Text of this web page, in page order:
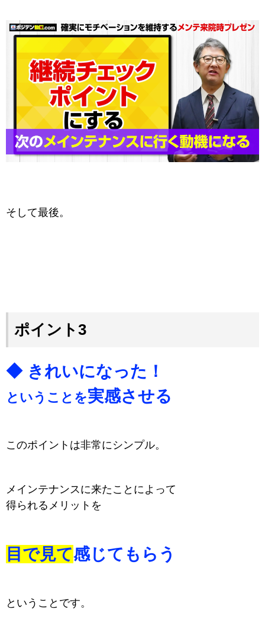
そして最後。
ポイント3
◆ きれいになった！
ということを実感させる
このポイントは非常にシンプル。
メインテナンスに来たことによって
得られるメリットを
目で見て感じてもらう
ということです。